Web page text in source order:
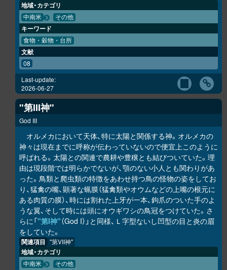
地域・カテゴリ
中南米 その他
キーワード
食物・穀物・台所
文献
08
Last-update:
2026-06-27
"第III神"
God III
オルメカにおいて天体、特に太陽と関係する神。オルメカの
神々は現在までに呼称が伝わっていないので便宜上このように
呼ばれる。太陽との関連で農耕や豊穣とも結びついていた。理
由は現段階では明らかでないが、顎のない小人とも関わりがあ
った。鳥類と爬虫類の特徴をあわせ持つ鳥の怪物の姿をしてお
り、猛禽の嘴、顕著な蝋膜（猛禽類やオウムなどの上嘴の根元に
ある肉質の膜）、時には割れた上牙が一本、鉤爪のついた手のよ
うな翼、そして時には頭にオウギワシの鳥冠をつけていた。さ
らに「"第I神"（God I）」と同様、Ｌ字型ないし凹型の目と炎の眉
をしていた。
関連項目 "第VII神"
地域・カテゴリ
中南米 その他